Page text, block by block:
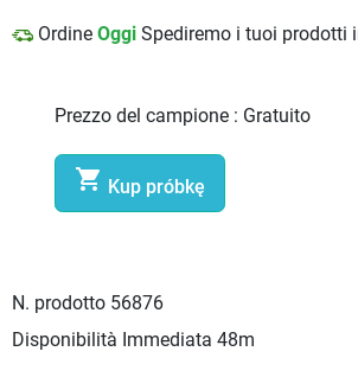
Ordine Oggi Spediremo i tuoi prodotti
Prezzo del campione : Gratuito
 Kup próbkę
N. prodotto 56876
Disponibilità Immediata 48m